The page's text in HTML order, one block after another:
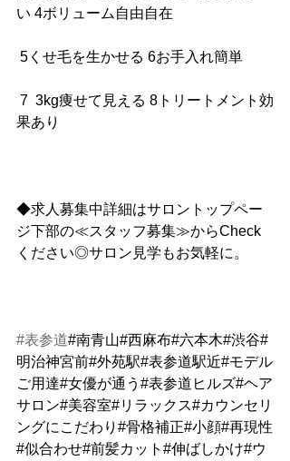
い 4ボリューム自由自在
5くせ毛を生かせる 6お手入れ簡単
7  3kg痩せて見える 8トリートメント効
果あり
◆求人募集中詳細はサロントップペー
ジ下部の≪スタッフ募集≫からCheck
ください◎サロン見学もお気軽に。
#表参道#南青山#西麻布#六本木#渋谷#
明治神宮前#外苑駅#表参道駅近#モデル
ご用達#女優が通う#表参道ヒルズ#ヘア
サロン#美容室#リラックス#カウンセリ
ングにこだわり#骨格補正#小顔#再現性
#似合わせ#前髪カット#伸ばしかけ#ウ